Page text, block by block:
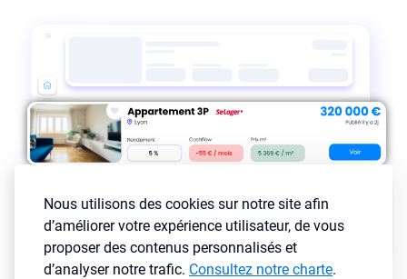
Nous utilisons des cookies sur notre site afin
d’améliorer votre expérience utilisateur, de vous
proposer des contenus personnalisés et
d’analyser notre trafic. Consultez notre charte.